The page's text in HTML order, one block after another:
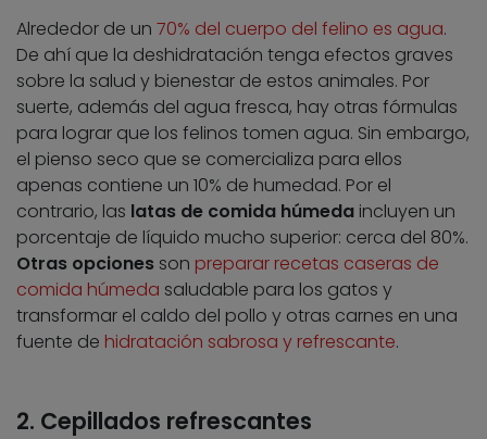
Alrededor de un 70% del cuerpo del felino es agua.
De ahí que la deshidratación tenga efectos graves
sobre la salud y bienestar de estos animales. Por
suerte, además del agua fresca, hay otras fórmulas
para lograr que los felinos tomen agua. Sin embargo,
el pienso seco que se comercializa para ellos
apenas contiene un 10% de humedad. Por el
contrario, las latas de comida húmeda incluyen un
porcentaje de líquido mucho superior: cerca del 80%.
Otras opciones son preparar recetas caseras de
comida húmeda saludable para los gatos y
transformar el caldo del pollo y otras carnes en una
fuente de hidratación sabrosa y refrescante.
2. Cepillados refrescantes